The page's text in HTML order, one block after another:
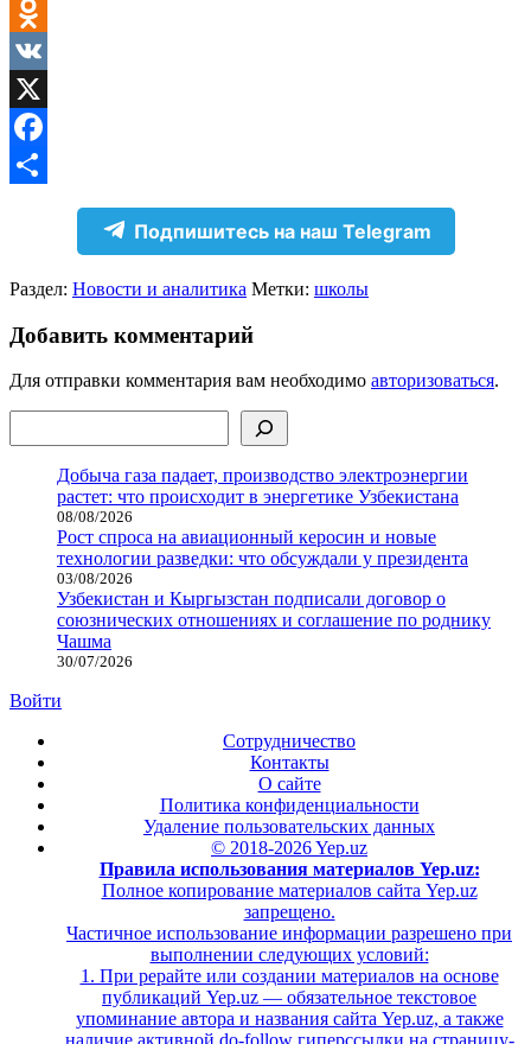
Telegram
Odnoklassniki
VK
X
Facebook
Подпишитесь на наш Telegram
Раздел: Новости и аналитика Метки: школы
Добавить комментарий
Для отправки комментария вам необходимо авторизоваться.
Добыча газа падает, производство электроэнергии
растет: что происходит в энергетике Узбекистана
08/08/2026
Рост спроса на авиационный керосин и новые
технологии разведки: что обсуждали у президента
03/08/2026
Узбекистан и Кыргызстан подписали договор о
союзнических отношениях и соглашение по роднику
Чашма
30/07/2026
Войти
Сотрудничество
Контакты
О сайте
Политика конфиденциальности
Удаление пользовательских данных
© 2018-2026 Yep.uz
Правила использования материалов Yep.uz:
Полное копирование материалов сайта Yep.uz
запрещено.
Частичное использование информации разрешено при
выполнении следующих условий:
1. При рерайте или создании материалов на основе
публикаций Yep.uz — обязательное текстовое
упоминание автора и названия сайта Yep.uz, а также